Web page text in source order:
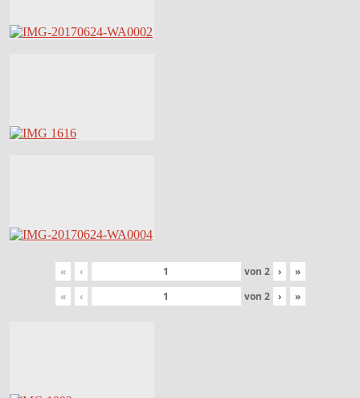
« ‹ von 2 ›
»
«
‹ von 2 › »